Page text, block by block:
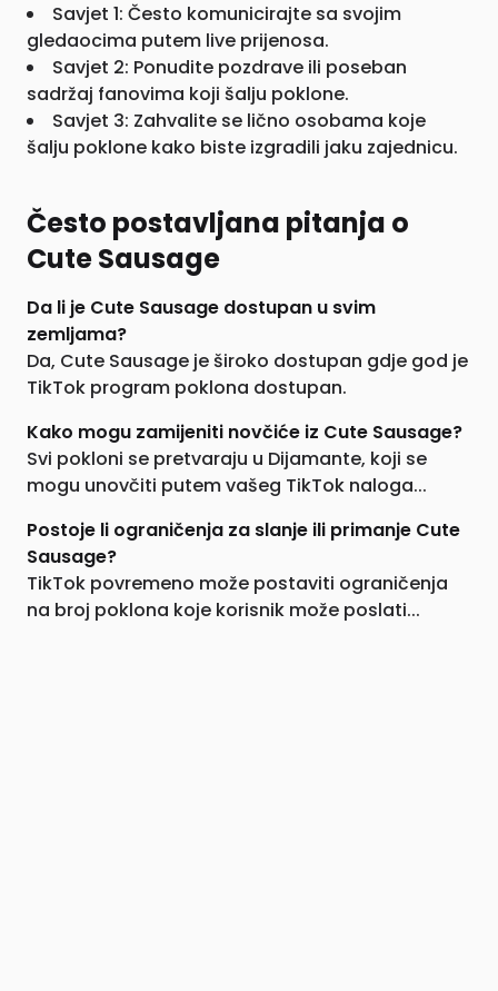
Savjet 1: Često komunicirajte sa svojim
gledaocima putem live prijenosa.
Savjet 2: Ponudite pozdrave ili poseban
sadržaj fanovima koji šalju poklone.
Savjet 3: Zahvalite se lično osobama koje
šalju poklone kako biste izgradili jaku zajednicu.
Često postavljana pitanja o
Cute Sausage
Da li je Cute Sausage dostupan u svim
zemljama?
Da, Cute Sausage je široko dostupan gdje god je
TikTok program poklona dostupan.
Kako mogu zamijeniti novčiće iz Cute Sausage?
Svi pokloni se pretvaraju u Dijamante, koji se
mogu unovčiti putem vašeg TikTok naloga...
Postoje li ograničenja za slanje ili primanje Cute
Sausage?
TikTok povremeno može postaviti ograničenja
na broj poklona koje korisnik može poslati...